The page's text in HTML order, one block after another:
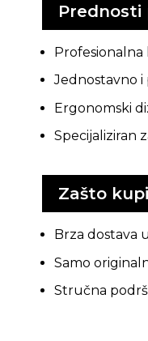
Prednosti
Jednostavno
Ergonomski
Specijaliziran
Zašto
Brza dostava
Samo
Stručna